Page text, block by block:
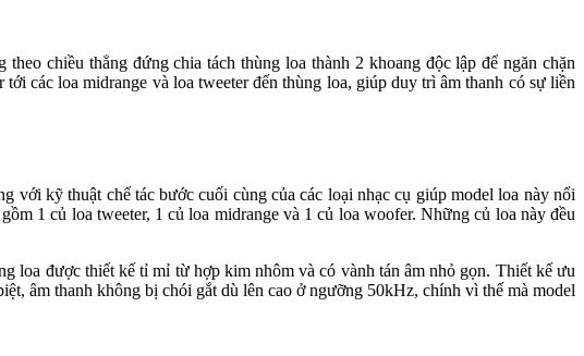
chiều thẳng đứng chia tách thùng loa thành 2 khoang độc lập để ngăn chặn
các loa midrange và loa tweeter đến thùng loa, giúp duy trì âm thanh có sự liền
với kỹ thuật chế tác bước cuối cùng của các loại nhạc cụ giúp model loa này nổi
1 củ loa tweeter, 1 củ loa midrange và 1 củ loa woofer. Những củ loa này đều
loa được thiết kế tỉ mỉ từ hợp kim nhôm và có vành tán âm nhỏ gọn. Thiết kế ưu
âm thanh không bị chói gắt dù lên cao ở ngưỡng 50kHz, chính vì thế mà model